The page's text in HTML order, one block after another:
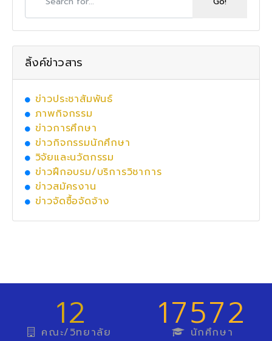
ลิ้งค์ข่าวสาร
ข่าวประชาสัมพันธ์
ภาพกิจกรรม
ข่าวการศึกษา
ข่าวกิจกรรมนักศึกษา
วิจัยและนวัตกรรม
ข่าวฝึกอบรม/บริการวิชาการ
ข่าวสมัครงาน
ข่าวจัดซื้อจัดจ้าง
12
คณะ/วิทยาลัย 17572
นักศึกษา